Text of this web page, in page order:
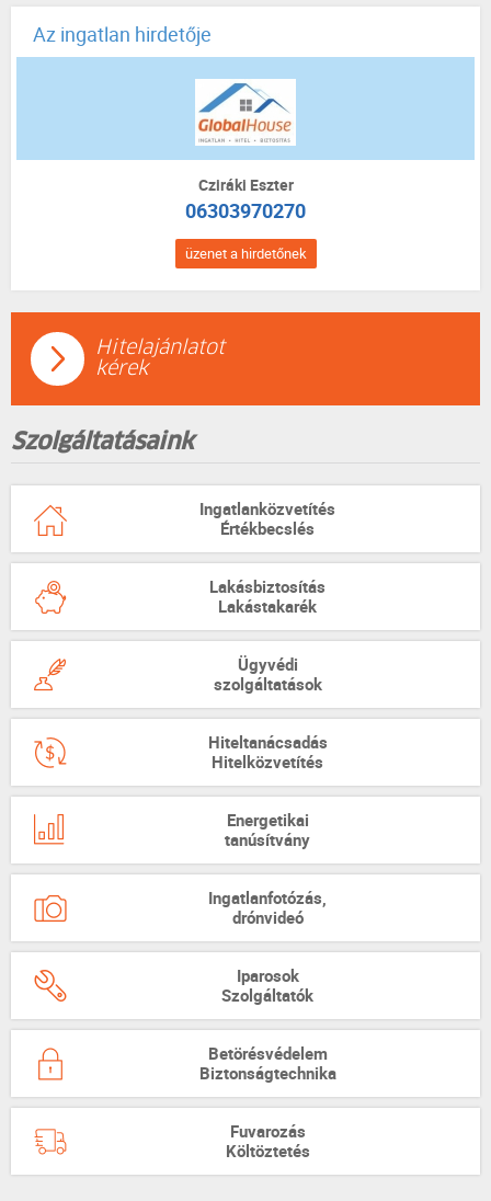
Az ingatlan hirdetője
Cziráki Eszter
06303970270
üzenet a hirdetőnek
Hitelajánlatot
kérek
Szolgáltatásaink
Ingatlanközvetítés
Értékbecslés
Lakásbiztosítás
Lakástakarék
Ügyvédi
szolgáltatások
Hiteltanácsadás
Hitelközvetítés
Energetikai
tanúsítvány
Ingatlanfotózás,
drónvideó
Iparosok
Szolgáltatók
Betörésvédelem
Biztonságtechnika
Fuvarozás
Költöztetés